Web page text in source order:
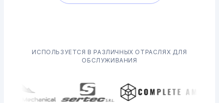
ИСПОЛЬЗУЕТСЯ В РАЗЛИЧНЫХ ОТРАСЛЯХ ДЛЯ
ОБСЛУЖИВАНИЯ